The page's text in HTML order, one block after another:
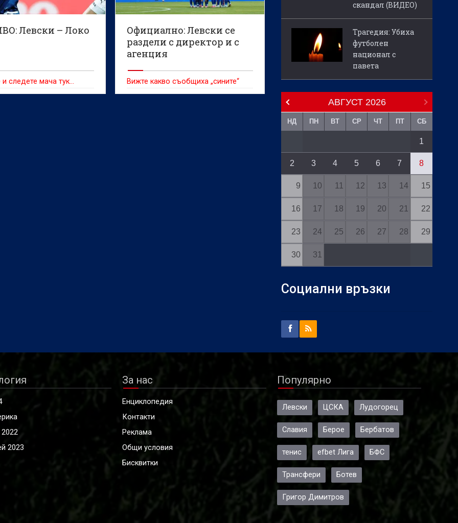
Левски – Локо
и следете мача тук…
Официално: Левски се
раздели с директор и с
агенция
Вижте какво съобщиха „сините“
скандал (ВИДЕО)
Трагедия: Убиха
футболен
национал с
павета
АВГУСТ 2026
НД ПН ВТ СР ЧТ ПТ СБ
1
2 3 4 5 6 7 8
9 10 11 12 13 14 15
16 17 18 19 20 21 22
23 24 25 26 27 28 29
30 31
Социални връзки
2023
За нас
Енциклопедия
Контакти
Реклама
Общи условия
Бисквитки
Популярно
Левски ЦСКА Лудогорец
Славия Берое Бербатов
тенис efbet Лига БФС
Трансфери Ботев
Григор Димитров